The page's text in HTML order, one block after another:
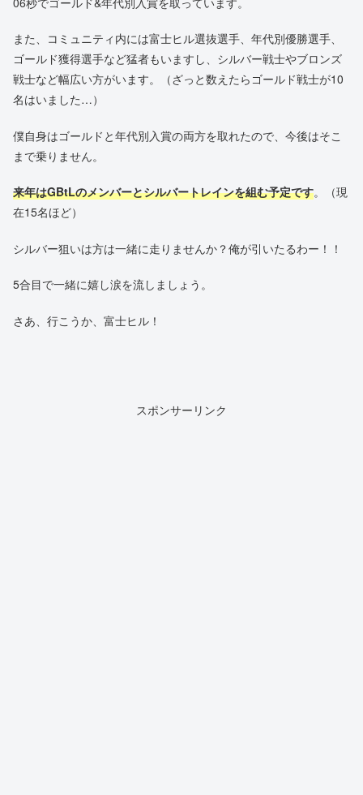
また、コミュニティ内には富士ヒル選抜選手、年代別優勝選手、
ゴールド獲得選手など猛者もいますし、シルバー戦士やブロンズ
戦士など幅広い方がいます。（ざっと数えたらゴールド戦士が10
名はいました…）
僕自身はゴールドと年代別入賞の両方を取れたので、今後はそこ
まで乗りません。
来年はGBtLのメンバーとシルバートレインを組む予定です。（現
在15名ほど）
シルバー狙いは方は一緒に走りませんか？俺が引いたるわー！！
5合目で一緒に嬉し涙を流しましょう。
さあ、行こうか、富士ヒル！
スポンサーリンク